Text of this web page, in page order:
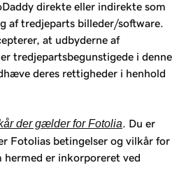
direkte eller indirekte som
af tredjeparts billeder/software.
at udbyderne af
tredjepartsbegunstigede i denne
deres rettigheder i henhold
der gælder for Fotolia . Du er
Fotolias betingelser og vilkår for
hermed er inkorporeret ved